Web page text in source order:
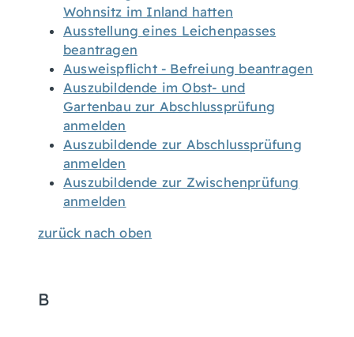
Wohnsitz im Inland hatten
Ausstellung eines Leichenpasses
beantragen
Ausweispflicht - Befreiung beantragen
Auszubildende im Obst- und
Gartenbau zur Abschlussprüfung
anmelden
Auszubildende zur Abschlussprüfung
anmelden
Auszubildende zur Zwischenprüfung
anmelden
zurück nach oben
B